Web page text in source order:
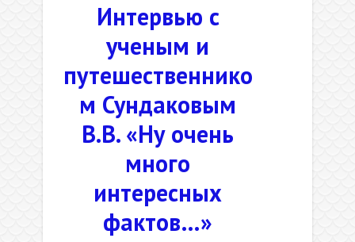
Интервью с
ученым и
путешественнико
м Сундаковым
В.В. «Ну очень
много
интересных
фактов…»